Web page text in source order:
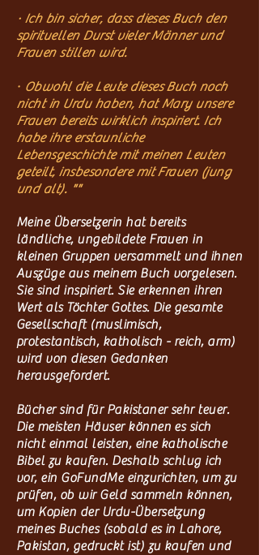
· Ich bin sicher, dass dieses Buch den
spirituellen Durst vieler Männer und
Frauen stillen wird.
· Obwohl die Leute dieses Buch noch
nicht in Urdu haben, hat Mary unsere
Frauen bereits wirklich inspiriert. Ich
habe ihre erstaunliche
Lebensgeschichte mit meinen Leuten
geteilt, insbesondere mit Frauen (jung
und alt). ""
Meine Übersetzerin hat bereits
ländliche, ungebildete Frauen in
kleinen Gruppen versammelt und ihnen
Auszüge aus meinem Buch vorgelesen.
Sie sind inspiriert. Sie erkennen ihren
Wert als Töchter Gottes. Die gesamte
Gesellschaft (muslimisch,
protestantisch, katholisch - reich, arm)
wird von diesen Gedanken
herausgefordert.
Bücher sind für Pakistaner sehr teuer.
Die meisten Häuser können es sich
nicht einmal leisten, eine katholische
Bibel zu kaufen. Deshalb schlug ich
vor, ein GoFundMe einzurichten, um zu
prüfen, ob wir Geld sammeln können,
um Kopien der Urdu-Übersetzung
meines Buches (sobald es in Lahore,
Pakistan, gedruckt ist) zu kaufen und